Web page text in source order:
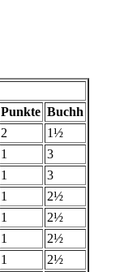
Punkte Buchh
2
1½
1
3
1
3
1
2½
1
2½
1
2½
1
2½